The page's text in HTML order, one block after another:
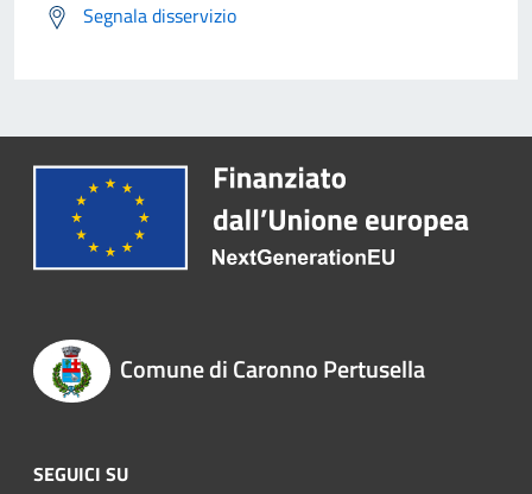
Segnala disservizio
Comune di Caronno Pertusella
SEGUICI SU